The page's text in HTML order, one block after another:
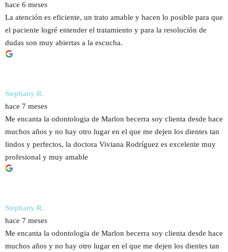
hace 6 meses
La atención es eficiente, un trato amable y hacen lo posible para que
el paciente logré entender el tratamiento y para la resolución de
dudas son muy abiertas a la escucha.
Stephany R.
hace 7 meses
Me encanta la odontologia de Marlon becerra soy clienta desde hace
muchos años y no hay otro lugar en el que me dejen los dientes tan
lindos y perfectos, la doctora Viviana Rodríguez es excelente muy
profesional y muy amable
Stephany R.
hace 7 meses
Me encanta la odontologia de Marlon becerra soy clienta desde hace
muchos años y no hay otro lugar en el que me dejen los dientes tan